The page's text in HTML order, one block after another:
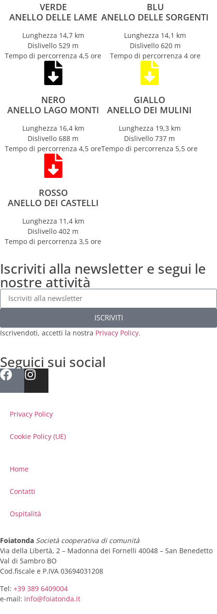
VERDE
ANELLO DELLE LAME
Lunghezza 14,7 km
Dislivello 529 m
Tempo di percorrenza 4,5 ore
BLU
ANELLO DELLE SORGENTI
Lunghezza 14,1 km
Dislivello 620 m
Tempo di percorrenza 4 ore
NERO
ANELLO LAGO MONTI
Lunghezza 16,4 km
Dislivello 688 m
Tempo di percorrenza 4,5 ore
GIALLO
ANELLO DEI MULINI
Lunghezza 19,3 km
Dislivello 737 m
Tempo di percorrenza 5,5 ore
ROSSO
ANELLO DEI CASTELLI
Lunghezza 11,4 km
Dislivello 402 m
Tempo di percorrenza 3,5 ore
Iscriviti alla newsletter e segui le
nostre attività
ISCRIVITI
Iscrivendoti, accetti la nostra Privacy Policy.
Seguici sui social
Privacy Policy
Cookie Policy (UE)
Home
Contatti
Ospitalità
Foiatonda Società cooperativa di comunità
Via della Libertà, 2 – Madonna dei Fornelli 40048 – San Benedetto
Val di Sambro BO
Cod.fiscale e P.IVA 03694031208
Tel: +39 389 6409004
e-mail: info@foiatonda.it